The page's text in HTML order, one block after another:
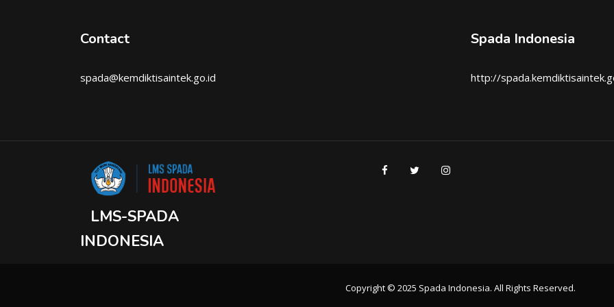
Contact
spada@kemdiktisaintek.go.id
Spada Indonesia
http://
LMS-SPADA
INDONESIA
Copyright © 2025 Spada Indonesia. All Rights Reserved.